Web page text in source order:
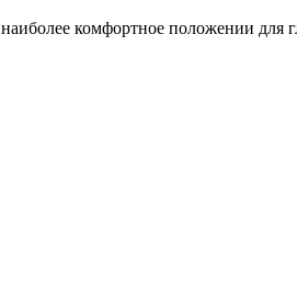
комфортное положении для